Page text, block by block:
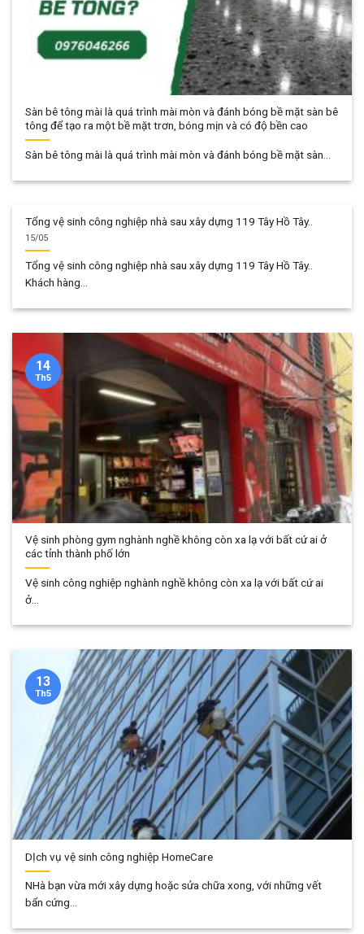
Sàn bê tông mài là quá trình mài mòn và đánh bóng bề mặt sàn bê
tông để tạo ra một bề mặt trơn, bóng mịn và có độ bền cao
Sàn bê tông mài là quá trình mài mòn và đánh bóng bề mặt sàn...
Tổng vệ sinh công nghiệp nhà sau xây dựng 119 Tây Hồ Tây..
15/05
Tổng vệ sinh công nghiệp nhà sau xây dựng 119 Tây Hồ Tây..
Khách hàng...
Vệ sinh phòng gym nghành nghề không còn xa lạ với bất cứ ai ở
các tỉnh thành phố lớn
Vệ sinh công nghiệp nghành nghề không còn xa lạ với bất cứ ai
ở...
14
Th5
DỊch vụ vệ sinh công nghiệp HomeCare
NHà bạn vừa mới xây dựng hoặc sửa chữa xong, với những vết
bẩn cứng...
13
Th5